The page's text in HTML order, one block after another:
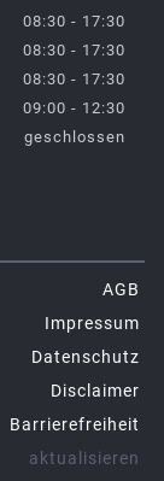
08:30 - 17:30
08:30 - 17:30
08:30 - 17:30
09:00 - 12:30
geschlossen
AGB
Impressum
Datenschutz
Disclaimer
Barrierefreiheit
aktualisieren